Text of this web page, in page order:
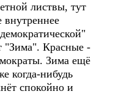
листвы, тут
внутреннее
"Зима". Красные -
Зима ещё
когда-нибудь
спокойно и